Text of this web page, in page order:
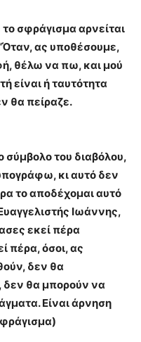
σφράγισμα αρνείται
ας υποθέσουμε,
θέλω να πω, και μού
είναι ή ταυτότητα
θα πείραζε.
σύμβολο του διαβόλου,
κι αυτό δεν
το αποδέχομαι αυτό
Ιωάννης,
εκεί πέρα
πέρα, όσοι, ας
δεν θα
δεν θα μπορούν να
Είναι άρνηση